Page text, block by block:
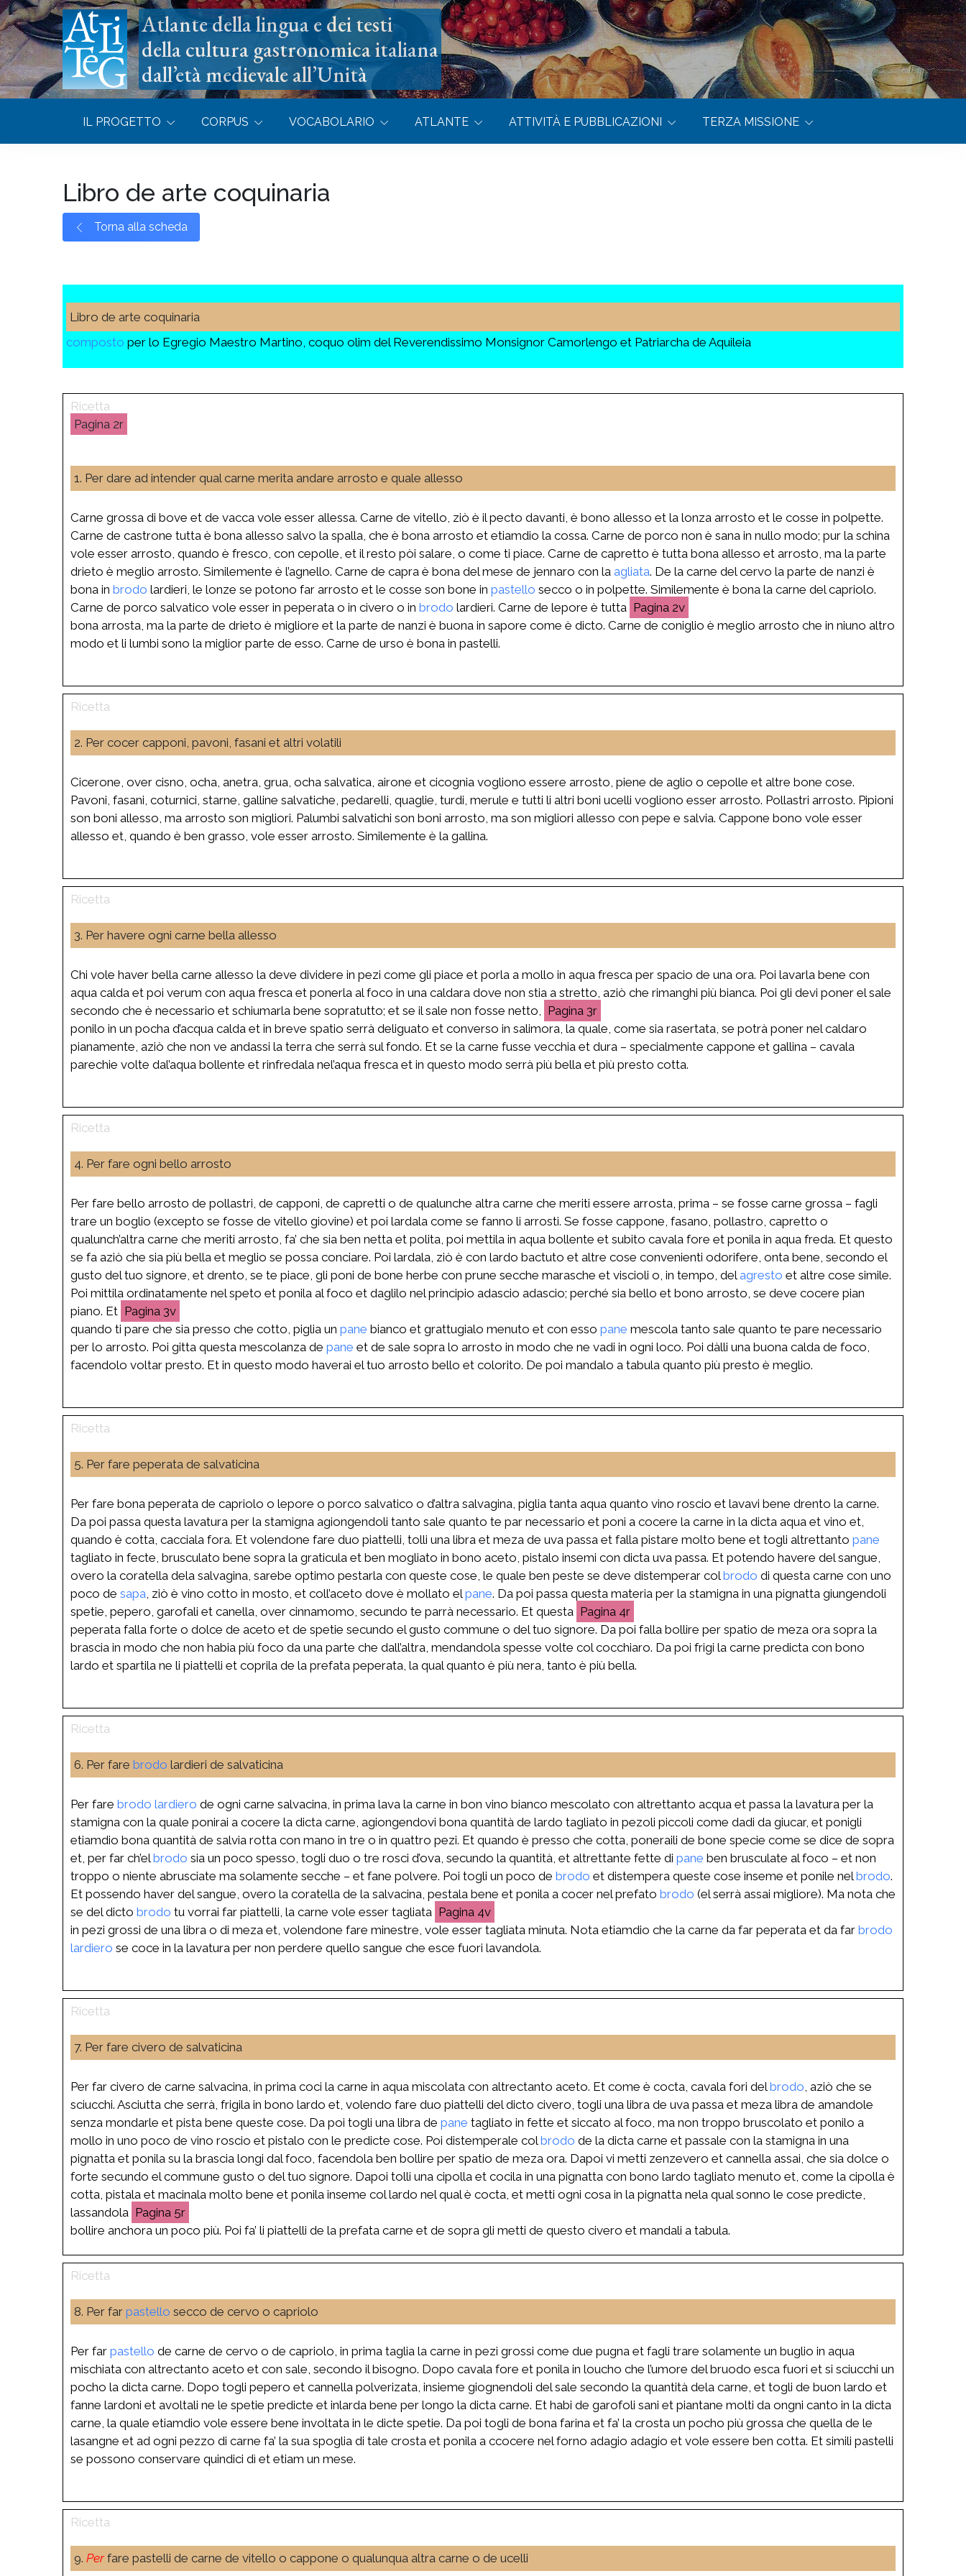
Atlante della lingua e dei testi
della cultura gastronomica italiana
dall’età medievale all’Unità
IL PROGETTO CORPUS VOCABOLARIO ATLANTE ATTIVITÀ E PUBBLICAZIONI TERZA MISSIONE
Libro de arte coquinaria
Torna alla scheda
Libro de arte coquinaria
composto per lo Egregio Maestro Martino, coquo olim del Reverendissimo Monsignor Camorlengo et Patriarcha de Aquileia
2r
1. Per dare ad intender qual carne merita andare arrosto e quale allesso
Carne grossa di bove et de vacca vole esser allessa. Carne de vitello, ziò è il pecto davanti, è bono allesso et la lonza arrosto et le cosse in polpette.
Carne de castrone tutta è bona allesso salvo la spalla, che è bona arrosto et etiamdio la cossa. Carne de porco non è sana in nullo modo; pur la schina
vole esser arrosto, quando è fresco, con cepolle, et il resto pòi salare, o come ti piace. Carne de capretto è tutta bona allesso et arrosto, ma la parte
drieto è meglio arrosto. Similemente è l’agnello. Carne de capra è bona del mese de jennaro con la agliata. De la carne del cervo la parte de nanzi è
bona in brodo lardieri, le lonze se potono far arrosto et le cosse son bone in pastello secco o in polpette. Similemente è bona la carne del capriolo.
Carne de porco salvatico vole esser in peperata o in civero o in brodo lardieri. Carne de lepore è tutta
2v
bona arrosta, ma la parte de drieto è migliore et la parte de nanzi è buona in sapore come è dicto. Carne de coniglio è meglio arrosto che in niuno altro
modo et li lumbi sono la miglior parte de esso. Carne de urso è bona in pastelli.
2. Per cocer capponi, pavoni, fasani et altri volatili
Cicerone, over cisno, ocha, anetra, grua, ocha salvatica, airone et cicognia vogliono essere arrosto, piene de aglio o cepolle et altre bone cose.
Pavoni, fasani, coturnici, starne, galline salvatiche, pedarelli, quaglie, turdi, merule e tutti li altri boni ucelli vogliono esser arrosto. Pollastri arrosto. Pipioni
son boni allesso, ma arrosto son migliori. Palumbi salvatichi son boni arrosto, ma son migliori allesso con pepe e salvia. Cappone bono vole esser
allesso et, quando è ben grasso, vole esser arrosto. Similemente è la gallina.
3. Per havere ogni carne bella allesso
Chi vole haver bella carne allesso la deve dividere in pezi come gli piace et porla a mollo in aqua fresca per spacio de una ora. Poi lavarla bene con
aqua calda et poi verum con aqua fresca et ponerla al foco in una caldara dove non stia a stretto, aziò che rimanghi più bianca. Poi gli devi poner el sale
secondo che è necessario et schiumarla bene sopratutto; et se il sale non fosse netto,
3r
ponilo in un pocha d’acqua calda et in breve spatio serrà deliguato et converso in salimora, la quale, come sia rasertata, se potrà poner nel caldaro
pianamente, aziò che non ve andassi la terra che serrà sul fondo. Et se la carne fusse vecchia et dura – specialmente cappone et gallina – cavala
parechie volte dal’aqua bollente et rinfredala nel’aqua fresca et in questo modo serrà più bella et più presto cotta.
4. Per fare ogni bello arrosto
Per fare bello arrosto de pollastri, de capponi, de capretti o de qualunche altra carne che meriti essere arrosta, prima – se fosse carne grossa – fagli
trare un boglio (excepto se fosse de vitello giovine) et poi lardala come se fanno li arrosti. Se fosse cappone, fasano, pollastro, capretto o
qualunch’altra carne che meriti arrosto, fa’ che sia ben netta et polita, poi mettila in aqua bollente et subito cavala fore et ponila in aqua freda. Et questo
se fa aziò che sia più bella et meglio se possa conciare. Poi lardala, ziò è con lardo bactuto et altre cose convenienti odorifere, onta bene, secondo el
gusto del tuo signore, et drento, se te piace, gli poni de bone herbe con prune secche marasche et viscioli o, in tempo, delagresto et altre cose simile.
Poi mittila ordinatamente nel speto et ponila al foco et daglilo nel principio adascio adascio; perché sia bello et bono arrosto, se deve cocere pian
piano. Et
3v
quando ti pare che sia presso che cotto, piglia un pane bianco et grattugialo menuto et con esso pane mescola tanto sale quanto te pare necessario
per lo arrosto. Poi gitta questa mescolanza de pane et de sale sopra lo arrosto in modo che ne vadi in ogni loco. Poi dàlli una buona calda de foco,
facendolo voltar presto. Et in questo modo haverai el tuo arrosto bello et colorito. De poi mandalo a tabula quanto più presto è meglio.
5. Per fare peperata de salvaticina
Per fare bona peperata de capriolo o lepore o porco salvatico o d’altra salvagina, piglia tanta aqua quanto vino roscio et lavavi bene drento la carne.
Da poi passa questa lavatura per la stamigna agiongendoli tanto sale quanto te par necessario et poni a cocere la carne in la dicta aqua et vino et,
quando è cotta, cacciala fora. Et volendone fare duo piattelli, tolli una libra et meza de uva passa et falla pistare molto bene et togli altrettanto pane
tagliato in fecte, brusculato bene sopra la graticula et ben mogliato in bono aceto, pistalo insemi con dicta uva passa. Et potendo havere del sangue,
overo la coratella dela salvagina, sarebe optimo pestarla con queste cose, le quale ben peste se deve distemperar colbrodo di questa carne con uno
poco de sapa , ziò è vino cotto in mosto, et coll’aceto dove è mollato elpane. Da poi passa questa materia per la stamigna in una pignatta giungendoli
spetie, pepero, garofali et canella, over cinnamomo, secundo te parrà necessario. Et questa
4r
peperata falla forte o dolce de aceto et de spetie secundo el gusto commune o del tuo signore. Da poi falla bollire per spatio de meza ora sopra la
brascia in modo che non habia più foco da una parte che dall’altra, mendandola spesse volte col cocchiaro. Da poi frigi la carne predicta con bono
lardo et spartila ne li piattelli et coprila de la prefata peperata, la qual quanto è più nera, tanto è più bella.
6. Per fare brodo lardieri de salvaticina
Per fare brodo lardiero de ogni carne salvacina, in prima lava la carne in bon vino bianco mescolato con altrettanto acqua et passa la lavatura per la
stamigna con la quale ponirai a cocere la dicta carne, agiongendovi bona quantità de lardo tagliato in pezoli piccoli come dadi da giucar, et ponigli
etiamdio bona quantità de salvia rotta con mano in tre o in quattro pezi. Et quando è presso che cotta, poneraili de bone specie come se dice de sopra
et, per far ch’elbrodo sia un poco spesso, togli duo o tre rosci d’ova, secundo la quantità, et altrettante fette di pane ben brusculate al foco – et non
troppo o niente abrusciate ma solamente secche – et fane polvere. Poi togli un poco de brodo et distempera queste cose inseme et ponile nelbrodo.
Et possendo haver del sangue, overo la coratella de la salvacina, pestala bene et ponila a cocer nel prefato brodo (el serrà assai migliore). Ma nota che
se del dicto brodo tu vorrai far piattelli, la carne vole esser tagliata
4v
in pezi grossi de una libra o di meza et, volendone fare minestre, vole esser tagliata minuta. Nota etiamdio che la carne da far peperata et da far brodo
lardiero se coce in la lavatura per non perdere quello sangue che esce fuori lavandola.
7. Per fare civero de salvaticina
Per far civero de carne salvacina, in prima coci la carne in aqua miscolata con altrectanto aceto. Et come è cocta, cavala fori delbrodo , aziò che se
sciucchi. Asciutta che serrà, frigila in bono lardo et, volendo fare duo piattelli del dicto civero, togli una libra de uva passa et meza libra de amandole
senza mondarle et pista bene queste cose. Da poi togli una libra de pane tagliato in fette et siccato al foco, ma non troppo bruscolato et ponilo a
mollo in uno poco de vino roscio et pistalo con le predicte cose. Poi distemperale colbrodo de la dicta carne et passale con la stamigna in una
pignatta et ponila su la brascia longi dal foco, facendola ben bollire per spatio de meza ora. Dapoi vi metti zenzevero et cannella assai, che sia dolce o
forte secundo el commune gusto o del tuo signore. Dapoi tolli una cipolla et cocila in una pignatta con bono lardo tagliato menuto et, come la cipolla è
cotta, pistala et macinala molto bene et ponila inseme col lardo nel qual è cocta, et metti ogni cosa in la pignatta nela qual sonno le cose predicte,
lassandola
5r
bollire anchora un poco più. Poi fa’ li piattelli de la prefata carne et de sopra gli metti de questo civero et mandali a tabula.
8. Per far pastello secco de cervo o capriolo
Per far pastello de carne de cervo o de capriolo, in prima taglia la carne in pezi grossi come due pugna et fagli trare solamente un buglio in aqua
mischiata con altrectanto aceto et con sale, secondo il bisogno. Dopo cavala fore et ponila in loucho che l’umore del bruodo esca fuori et si sciucchi un
pocho la dicta carne. Dopo togli pepero et cannella polverizata, insieme giognendoli del sale secondo la quantità dela carne, et togli de buon lardo et
fanne lardoni et avoltali ne le spetie predicte et inlarda bene per longo la dicta carne. Et habi de garofoli sani et piantane molti da ongni canto in la dicta
carne, la quale etiamdio vole essere bene involtata in le dicte spetie. Da poi togli de bona farina et fa’ la crosta un pocho più grossa che quella de le
lasangne et ad ogni pezzo di carne fa’ la sua spoglia di tale crosta et ponila a ccocere nel forno adagio adagio et vole essere ben cotta. Et simili pastelli
se possono conservare quindici dì et etiam un mese.
9. Perfare pastelli de carne de vitello o cappone o qualunqua altra carne o de ucelli